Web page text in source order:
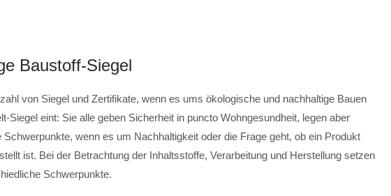
Baustoff-Siegel
von Siegel und Zertifikate, wenn es ums ökologische und nachhaltige Bauen
Siegel eint: Sie alle geben Sicherheit in puncto Wohngesundheit, legen aber
Schwerpunkte, wenn es um Nachhaltigkeit oder die Frage geht, ob ein Produkt
ist. Bei der Betrachtung der Inhaltsstoffe, Verarbeitung und Herstellung setzen
Schwerpunkte.